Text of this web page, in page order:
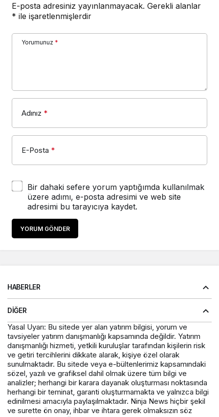
E-posta adresiniz yayınlanmayacak. Gerekli alanlar
* ile işaretlenmişlerdir
Yorumunuz *
Adınız *
E-Posta *
Bir dahaki sefere yorum yaptığımda kullanılmak
üzere adımı, e-posta adresimi ve web site
adresimi bu tarayıcıya kaydet.
YORUM GÖNDER
HABERLER
DIĞER
Yasal Uyarı: Bu sitede yer alan yatırım bilgisi, yorum ve
tavsiyeler yatırım danışmanlığı kapsamında değildir. Yatırım
danışmanlığı hizmeti, yetkili kuruluşlar tarafından kişilerin risk
ve getiri tercihlerini dikkate alarak, kişiye özel olarak
sunulmaktadır. Bu sitede veya e-bültenlerimiz kapsamındaki
sözel, yazılı ve grafiksel dahil olmak üzere tüm bilgi ve
analizler; herhangi bir karara dayanak oluşturması noktasında
herhangi bir teminat, garanti oluşturmamakta ve yalnızca bilgi
edinilmesi amacıyla paylaşılmaktadır. Ninja News hiçbir şekil
ve surette ön onay, ihbar ve ihtara gerek olmaksızın söz